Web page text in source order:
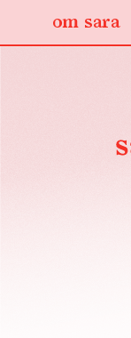
om sara